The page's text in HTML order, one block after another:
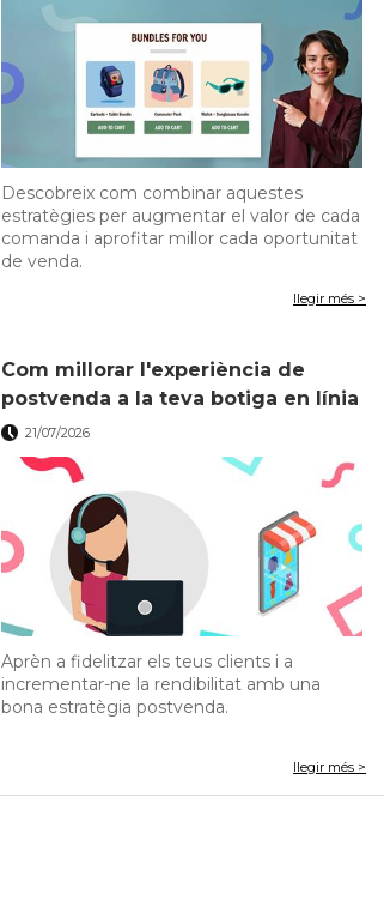
Descobreix com combinar aquestes
estratègies per augmentar el valor de cada
comanda i aprofitar millor cada oportunitat
de venda.
llegir més >
Com millorar l'experiència de
postvenda a la teva botiga en línia
21/07/2026
Aprèn a fidelitzar els teus clients i a
incrementar-ne la rendibilitat amb una
bona estratègia postvenda.
llegir més >